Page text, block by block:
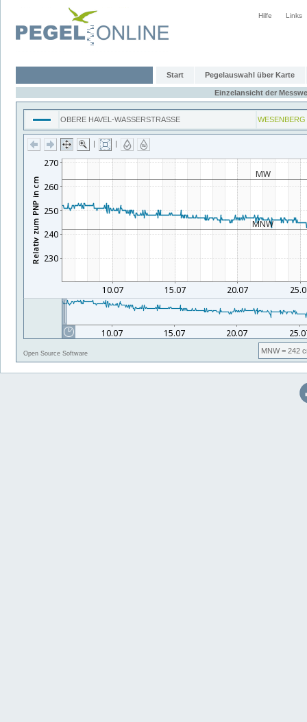
Hilfe Links
Start Pegelauswahl über Karte
Einzelansicht der
OBERE HAVEL-WASSERSTRASSE
| |
Open Source Software MNW= 242